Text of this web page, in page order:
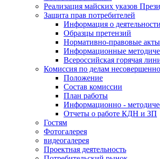
Реализация майских указов
Защита прав потребителей
Информация о
Образцы претензий
Нормативно-правовые акты
Информационные
Всероссийская горячая
Комиссия по делам
Положение
Состав комиссии
План работы
Информационно -
Отчеты о работе КДН и ЗП
Гостям
Фотогалерея
видеогалерея
Проектная деятельность